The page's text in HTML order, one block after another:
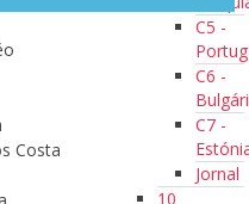
C5 -
C6 -
C7 -
Jornal
10
Costa